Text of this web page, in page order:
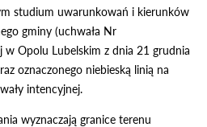
studium uwarunkowań i kierunków
gminy (uchwała Nr
Opolu Lubelskim z dnia 21 grudnia
oznaczonego niebieską linią na
intencyjnej.
wyznaczają granice terenu